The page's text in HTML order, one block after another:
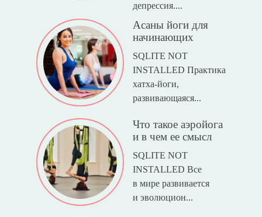
депрессия....
Асаны йоги для
начинающих
SQLITE NOT
INSTALLED Практика
хатха-йоги,
развивающаяся...
Что такое аэройога
и в чем ее смысл
SQLITE NOT
INSTALLED Все
в мире развивается
и эволюцион...